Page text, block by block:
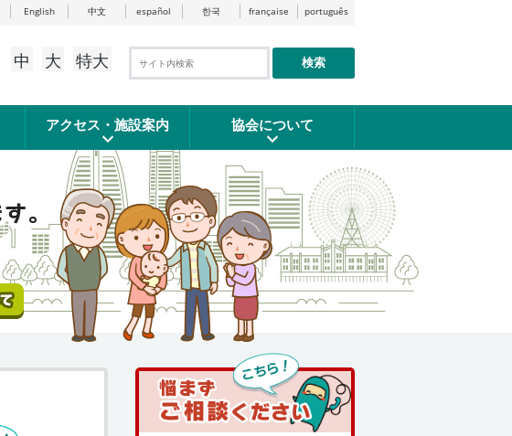
English 中文 español 한국 française português
中 大 特大 検索
アクセス・施設案内 協会について